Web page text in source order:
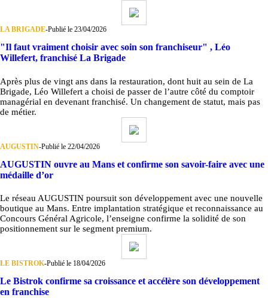
LA BRIGADE-Publié le 23/04/2026
"Il faut vraiment choisir avec soin son franchiseur" , Léo
Willefert, franchisé La Brigade
Après plus de vingt ans dans la restauration, dont huit au sein de La
Brigade, Léo Willefert a choisi de passer de l’autre côté du comptoir
managérial en devenant franchisé. Un changement de statut, mais pas
de métier.
AUGUSTIN-Publié le 22/04/2026
AUGUSTIN ouvre au Mans et confirme son savoir-faire avec une
médaille d’or
Le réseau AUGUSTIN poursuit son développement avec une nouvelle
boutique au Mans. Entre implantation stratégique et reconnaissance au
Concours Général Agricole, l’enseigne confirme la solidité de son
positionnement sur le segment premium.
LE BISTROK-Publié le 18/04/2026
Le Bistrok confirme sa croissance et accélère son développement
en franchise